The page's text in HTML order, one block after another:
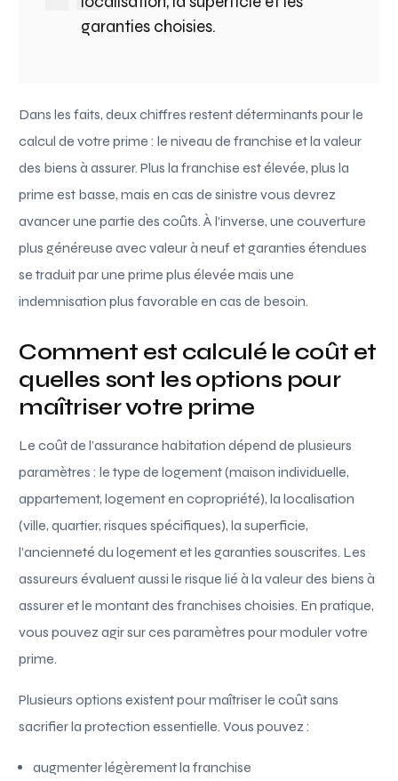
garanties choisies.
Dans les faits, deux chiffres restent déterminants pour le
calcul de votre prime : le niveau de franchise et la valeur
des biens à assurer. Plus la franchise est élevée, plus la
prime est basse, mais en cas de sinistre vous devrez
avancer une partie des coûts. À l’inverse, une couverture
plus généreuse avec valeur à neuf et garanties étendues
se traduit par une prime plus élevée mais une
indemnisation plus favorable en cas de besoin.
Comment est calculé le coût et
quelles sont les options pour
maîtriser votre prime
Le coût de l’assurance habitation dépend de plusieurs
paramètres : le type de logement (maison individuelle,
appartement, logement en copropriété), la localisation
(ville, quartier, risques spécifiques), la superficie,
l’ancienneté du logement et les garanties souscrites. Les
assureurs évaluent aussi le risque lié à la valeur des biens à
assurer et le montant des franchises choisies. En pratique,
vous pouvez agir sur ces paramètres pour moduler votre
prime.
Plusieurs options existent pour maîtriser le coût sans
sacrifier la protection essentielle. Vous pouvez :
augmenter légèrement la franchise